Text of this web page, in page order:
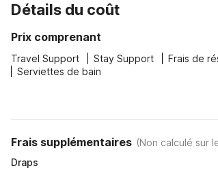
Détails du coût
Prix comprenant
Travel Support Stay Support Frais de
Serviettes de bain
Frais supplémentaires (Non calculé sur
Draps